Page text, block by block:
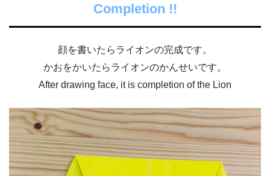
Completion !!
顔を書いたらライオンの完成です。
かおをかいたらライオンのかんせいです。
After drawing face, it is completion of the Lion